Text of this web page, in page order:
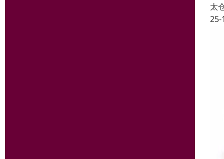
太
25-